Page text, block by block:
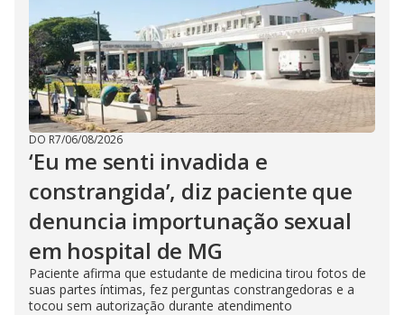
DO R7/06/08/2026
‘Eu me senti invadida e
constrangida’, diz paciente que
denuncia importunação sexual
em hospital de MG
Paciente afirma que estudante de medicina tirou fotos de
suas partes íntimas, fez perguntas constrangedoras e a
tocou sem autorização durante atendimento